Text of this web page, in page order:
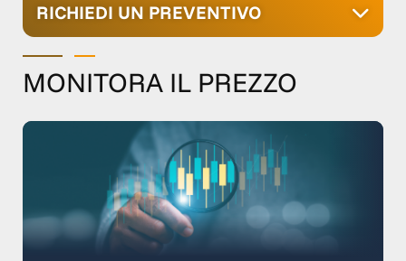
RICHIEDI UN PREVENTIVO
MONITORA IL PREZZO